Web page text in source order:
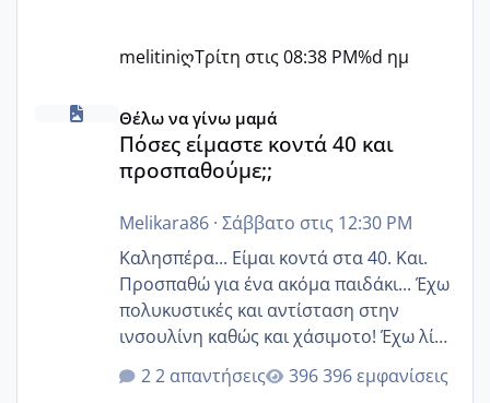
melitiniღΤρίτη στις 08:38 PM%d ημ
Πόσες είμαστε κοντά 40 και προσπαθούμε;;
Θέλω να γίνω μαμά
Πόσες είμαστε κοντά 40 και
προσπαθούμε;;
Melikara86· Σάββατο στις 12:30 PM
Καλησπέρα... Είμαι κοντά στα 40. Και.
Προσπαθώ για ένα ακόμα παιδάκι... Έχω
πολυκυστικές και αντίσταση στην
ινσουλίνη καθώς και χάσιμοτο! Έχω λίγα
κιλά παραπάνω και όσο κ αν προσπαθώ
δεν χάνω εύκολα! Προσπαθώ για ακόμη
2 απαντήσεις 396 εμφανίσεις